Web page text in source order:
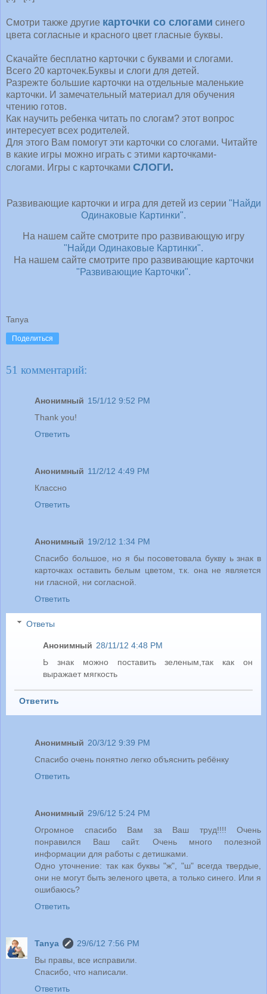
Смотри также другие карточки со слогами синего
цвета согласные и красного цвет гласные буквы.
Скачайте бесплатно карточки с буквами и слогами.
Всего 20 карточек.Буквы и слоги для детей.
Разрежте большие карточки на отдельные маленькие
карточки. И замечательный материал для обучения
чтению готов.
Как научить ребенка читать по слогам? этот вопрос
интересует всех родителей.
Для этого Вам помогут эти карточки со слогами. Читайте
в какие игры можно играть с этими карточками-
слогами. Игры с карточками СЛОГИ.
Развивающие карточки и игра для детей из серии "Найди
Одинаковые Картинки".
На нашем сайте смотрите про развивающую игру
"Найди Одинаковые Картинки".
На нашем сайте смотрите про развивающие карточки
"Развивающие Карточки".
Tanya
Поделиться
51 комментарий:
Анонимный 15/1/12 9:52 PM
Thank you!
Ответить
Анонимный 11/2/12 4:49 PM
Классно
Ответить
Анонимный 19/2/12 1:34 PM
Спасибо большое, но я бы посоветовала букву ь знак в
карточках оставить белым цветом, т.к. она не является
ни гласной, ни согласной.
Ответить
Ответы
Анонимный 28/11/12 4:48 PM
Ь знак можно поставить зеленым,так как он
выражает мягкость
Ответить
Анонимный 20/3/12 9:39 PM
Спасибо очень понятно легко объяснить ребёнку
Ответить
Анонимный 29/6/12 5:24 PM
Огромное спасибо Вам за Ваш труд!!!! Очень
понравился Ваш сайт. Очень много полезной
информации для работы с детишками.
Одно уточнение: так как буквы "ж", "ш" всегда твердые,
они не могут быть зеленого цвета, а только синего. Или я
ошибаюсь?
Ответить
Tanya
29/6/12 7:56 PM
Вы правы, все исправили.
Спасибо, что написали.
Ответить